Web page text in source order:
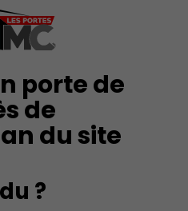
porte de
de
du site
?